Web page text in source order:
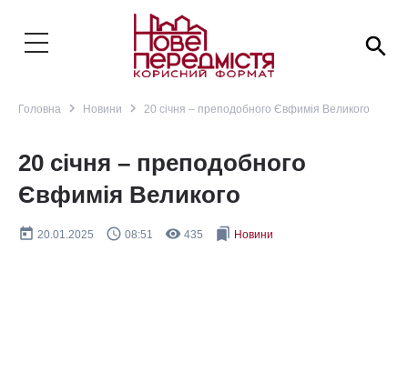
search
Головна navigate_next Новини navigate_next 20 січня – преподобного Євфимія Великого
20 січня – преподобного
Євфимія Великого
today 20.01.2025 query_builder 08:51 remove_red_eye 435 bookmarks Новини